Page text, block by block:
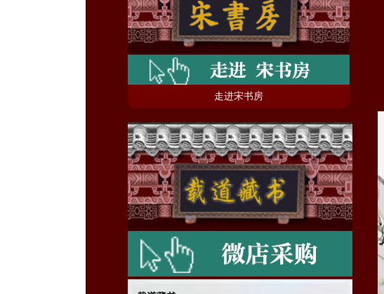
走进宋书房